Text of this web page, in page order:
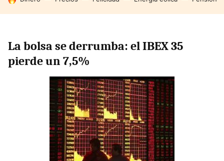
La bolsa se derrumba: el IBEX 35
pierde un 7,5%